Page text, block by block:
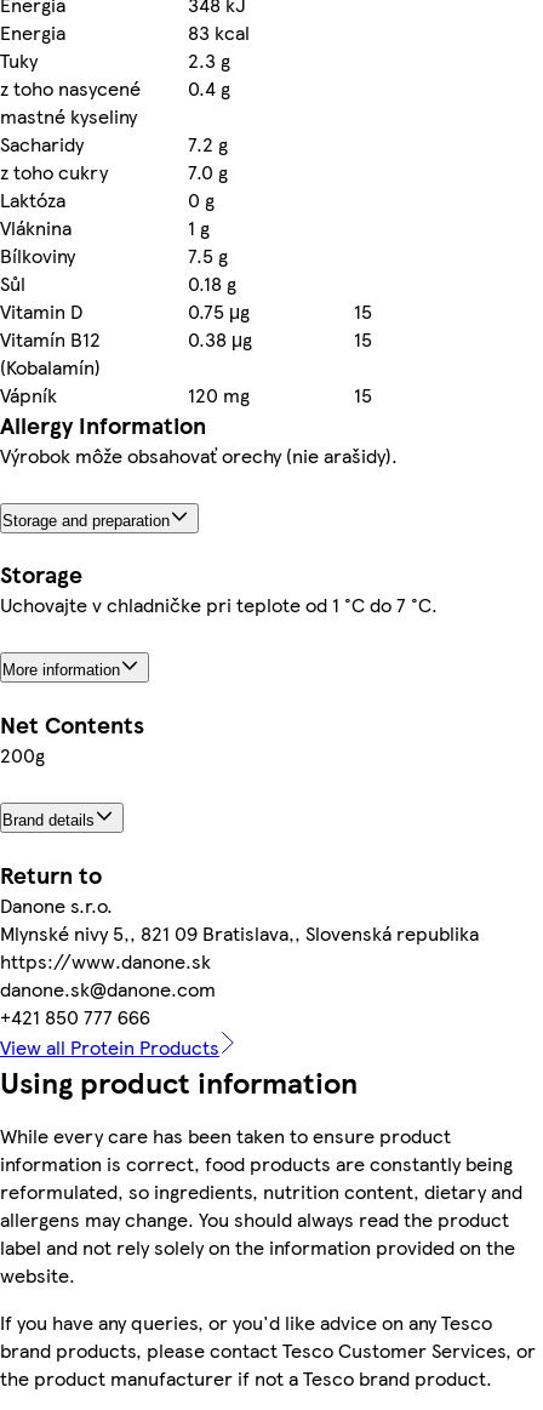
Energia
83 kcal
Tuky
2.3 g
z toho nasycené
mastné kyseliny
0.4 g
Sacharidy
7.2 g
z toho cukry
7.0 g
Laktóza
0 g
Vláknina
1 g
Bílkoviny
7.5 g
Sůl
0.18 g
Vitamin D
0.75 μg
15
Vitamín B12
(Kobalamín)
0.38 μg
15
Vápník
120 mg 15
Allergy Information
Výrobok môže obsahovať orechy (nie arašidy).
Storage and preparation
Storage
Uchovajte v chladničke pri teplote od 1 °C do 7 °C.
More information
Net Contents
200g
Brand details
Return to
Danone s.r.o.
Mlynské nivy 5,, 821 09 Bratislava,, Slovenská republika
https://www.danone.sk
danone.sk@danone.com
+421 850 777 666
View all Protein Products
Using product information
While every care has been taken to ensure product
information is correct, food products are constantly being
reformulated, so ingredients, nutrition content, dietary and
allergens may change. You should always read the product
label and not rely solely on the information provided on the
website.
If you have any queries, or you'd like advice on any Tesco
brand products, please contact Tesco Customer Services, or
the product manufacturer if not a Tesco brand product.